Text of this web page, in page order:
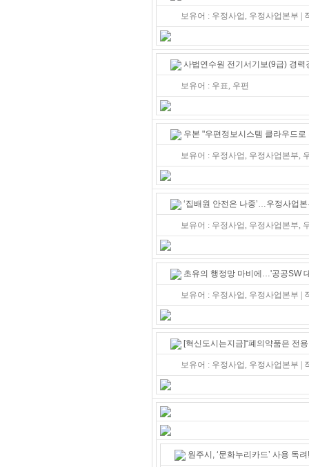
보유어 : 우정사업, 우정사업본부
사법연수원 전기서기보(9급) 경력
보유어 : 우표, 우편
우본 "우편정보시스템 클라우드로
보유어 : 우정사업, 우정사업본부,
‘집배원 안전은 나중’…우정사업본
보유어 : 우정사업, 우정사업본부,
초유의 행정망 마비에…'공공SW
보유어 : 우정사업, 우정사업본부
[혁신도시는지금]“폐의약품은 전
보유어 : 우정사업, 우정사업본부
원주시, ‘문화누리카드’ 사용 독려!